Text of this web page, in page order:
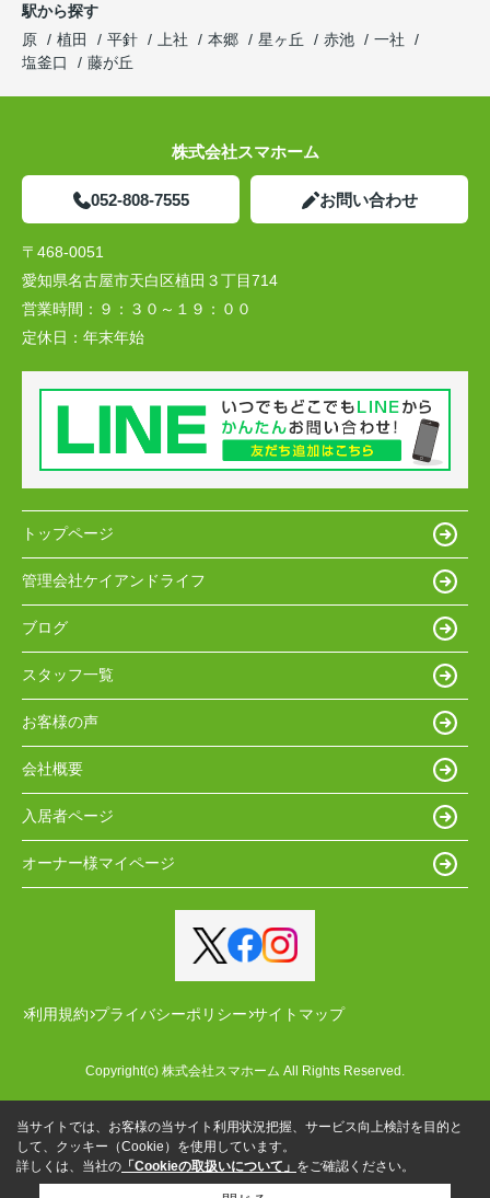
駅から探す
原
植田 平針 上社 本郷 星ヶ丘 赤池
一社
塩釜口
藤が丘
株式会社スマホーム
052-808-7555 お問い合わせ
〒468-0051
愛知県名古屋市天白区植田３丁目714
営業時間： ９：３０～１９：００
定休日： 年末年始
トップページ
管理会社ケイアンドライフ
ブログ
スタッフ一覧
お客様の声
会社概要
入居者ページ
オーナー様マイページ
利用規約 プライバシーポリシー サイトマップ
Copyright(c) 株式会社スマホーム All Rights Reserved.
当サイトでは、お客様の当サイト利用状況把握、サービス向上検討を目的と
して、クッキー（Cookie）を使用しています。
詳しくは、当社の 「Cookieの取扱いについて」 をご確認ください。